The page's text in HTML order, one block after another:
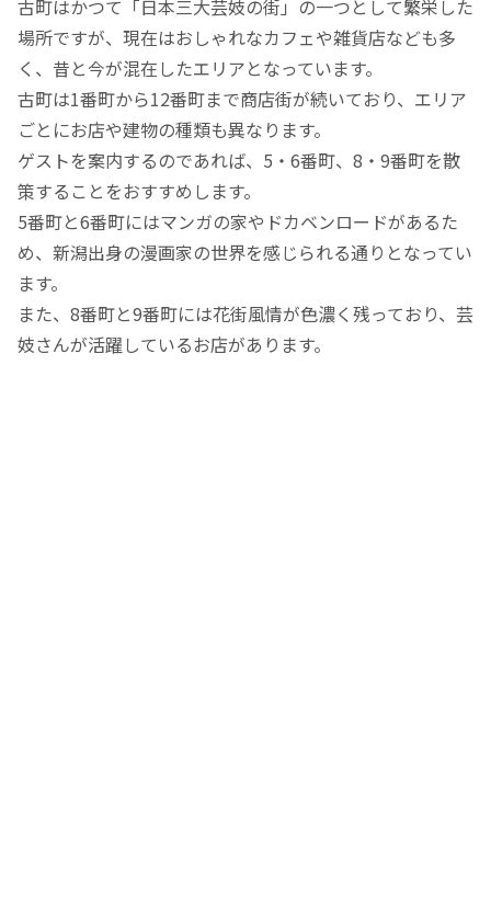
古町はかつて「日本三大芸妓の街」の一つとして繁栄した
場所ですが、現在はおしゃれなカフェや雑貨店なども多
く、昔と今が混在したエリアとなっています。
古町は1番町から12番町まで商店街が続いており、エリア
ごとにお店や建物の種類も異なります。
ゲストを案内するのであれば、5・6番町、8・9番町を散
策することをおすすめします。
5番町と6番町にはマンガの家やドカベンロードがあるた
め、新潟出身の漫画家の世界を感じられる通りとなってい
ます。
また、8番町と9番町には花街風情が色濃く残っており、芸
妓さんが活躍しているお店があります。